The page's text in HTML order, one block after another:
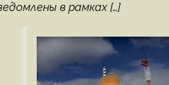
в рамках […]